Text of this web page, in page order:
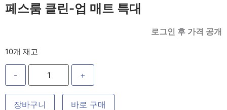
페스룸 클린-업 매트 특대
로그인 후 가격 공개
10개 재고
- +
장바구니 바로 구매